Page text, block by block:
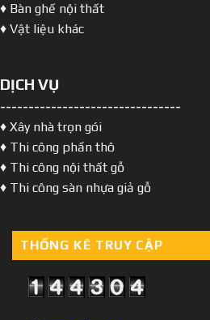
♦ Bàn ghế nội thất
♦ Vật liệu khác
DỊCH VỤ
--------------------------------
♦ Xây nhà trọn gói
♦ Thi công phần thô
♦ Thi công nội thất gỗ
♦ Thi công sàn nhựa giả gỗ
THỐNG KÊ TRUY CẬP